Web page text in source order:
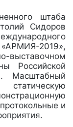
штаба
Сидоров
2019»,
Российской
Масштабный
и